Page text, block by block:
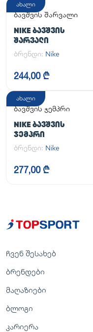
ახალი
ბავშვის შარვალი
NIKE ᲑᲐᲕᲨᲕᲘᲡ
ᲨᲐᲠᲕᲐᲚᲘ
ბრენდი: Nike
244,00 ₾
ახალი
ბავშვის ჯემპრი
NIKE ᲑᲐᲕᲨᲕᲘᲡ
ᲯᲔᲛᲞᲠᲘ
ბრენდი: Nike
277,00 ₾
ჩვენ შესახებ
ბრენდები
მაღაზიები
ბლოგი
კარიერა